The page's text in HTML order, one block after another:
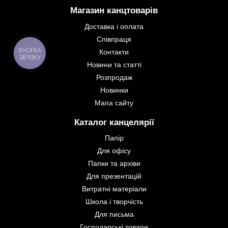
Магазин канцтоварів
Доставка і оплата
Співпраця
Контакти
Новини та статті
Розпродаж
Новинки
Мапа сайту
Каталог канцелярії
Папір
Для офісу
Папки та архіви
Для презентацій
Витратні матеріали
Школа і творчість
Для письма
КНОПКА
ЗВ'ЯЗКУ